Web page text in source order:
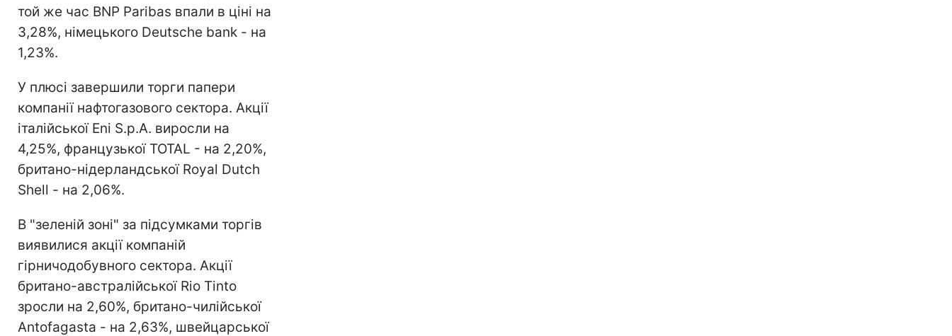
той же час BNP Paribas впали в ціні на
3,28%, німецького Deutsche bank - на
1,23%.
У плюсі завершили торги папери
компанії нафтогазового сектора. Акції
італійської Eni S.p.A. виросли на
4,25%, французької TOTAL - на 2,20%,
британо-нідерландської Royal Dutch
Shell - на 2,06%.
В "зеленій зоні" за підсумками торгів
виявилися акції компаній
гірничодобувного сектора. Акції
британо-австралійської Rio Tinto
зросли на 2,60%, британо-чилійської
Antofagasta - на 2,63%, швейцарської